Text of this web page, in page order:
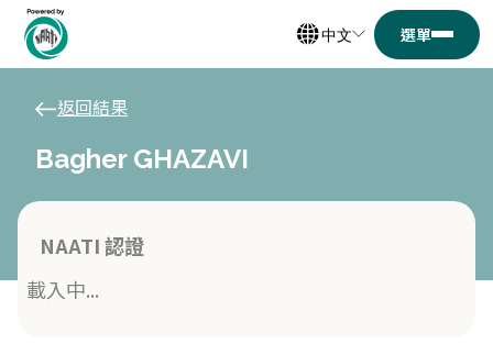
中文
返回結果
Bagher GHAZAVI
NAATI 認證
載入中...